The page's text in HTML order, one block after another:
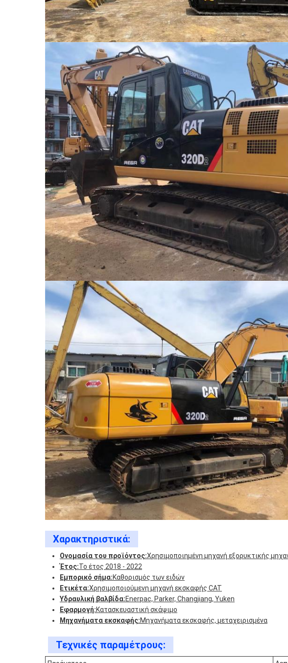
Χαρακτηριστικά:
Ονομασία του προϊόντος:Χρησιμοποιημένη μηχανή εξορυκτικής
Έτος:Το έτος 2018 - 2022
Εμπορικό σήμα:Καθορισμός των ειδών
Ετικέτα:Χρησιμοποιούμενη μηχανή εκσκαφής CAT
Υδραυλική βαλβίδα:Enerpac, Parker, Changjiang, Yuken
Εφαρμογή:Κατασκευαστική σκάψιμο
Μηχανήματα εκσκαφής:Μηχανήματα εκσκαφής, μεταχειρισμένα
Τεχνικές παραμέτρους: